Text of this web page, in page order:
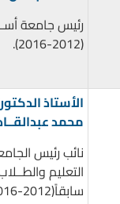
رئيس جامعة
(2012-2016).
الأستاذ
محمد
نائب رئيس
التعليم
سابقاً(2012-2016).